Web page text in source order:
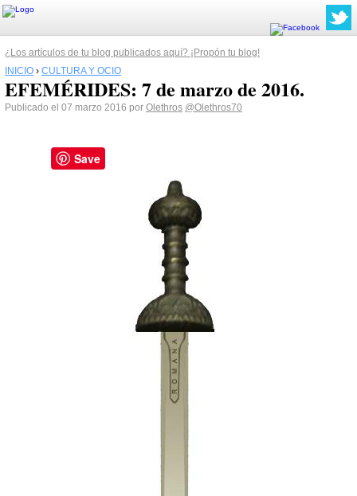
¿Los artículos de tu blog publicados aquí? ¡Propón tu blog!
INICIO › CULTURA Y OCIO
EFEMÉRIDES: 7 de marzo de 2016.
Publicado el 07 marzo 2016 por Olethros @Olethros70
Save